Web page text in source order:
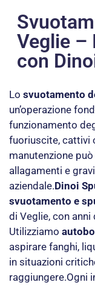
Veglie –
con
Lo svuotamento
un’operazione
funzionamento
fuoriuscite, cattivi
manutenzione
allagamenti e
aziendale.Dinoi
svuotamento e
di Veglie, con
Utilizziamo
aspirare fanghi,
in situazioni
raggiungere.Ogni